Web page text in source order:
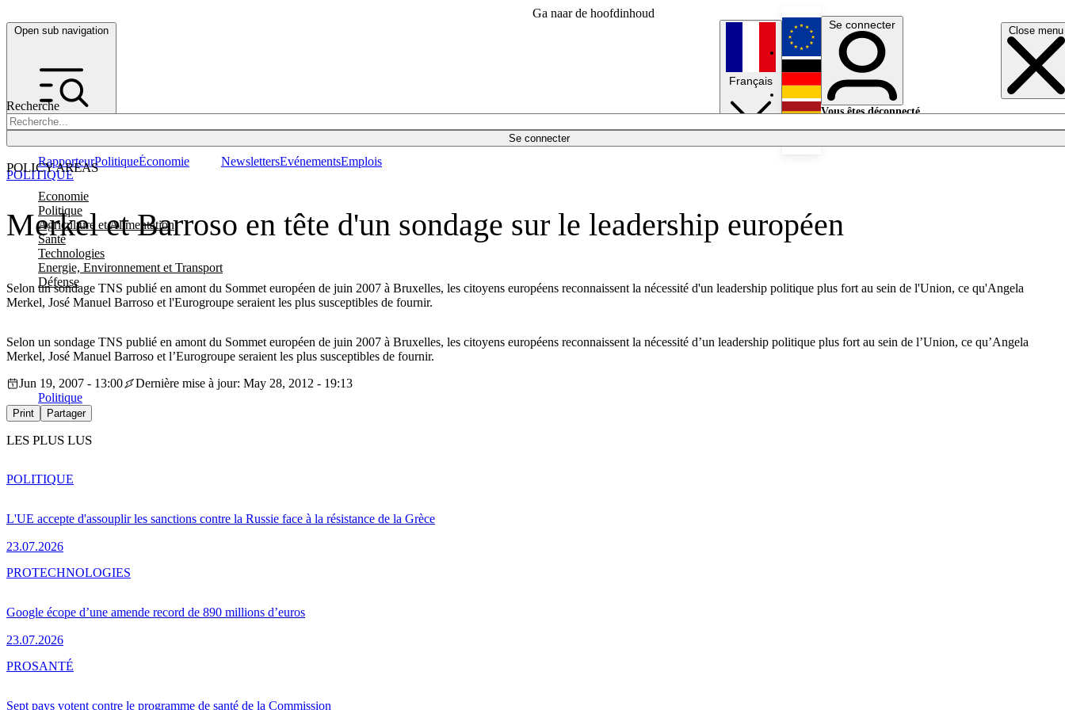
Ga naar de hoofdinhoud
Open sub navigation Close menu
Recherche
Se connecter
POLICY AREAS
Economie
Politique
Agriculture et Alimentation
Santé
Technologies
Energie, Environnement et Transport
Défense
RapporteurPolitiqueÉconomie NewslettersEvénementsEmplois
Français
English
Deutsch
Se connecter
Vous êtes déconnecté.
Merkel et Barroso en tête d'un sondage sur le leadership européen
Selon un sondage TNS publié en amont du Sommet européen de juin 2007 à Bruxelles, les citoyens européens reconnaissent la nécessité d'un leadership politique plus fort au sein de l'Union, ce qu'Angela
Merkel, José Manuel Barroso et l'Eurogroupe seraient les plus susceptibles de fournir.
POLITIQUE
Selon un sondage TNS publié en amont du Sommet européen de juin 2007 à Bruxelles, les citoyens européens reconnaissent la nécessité d’un leadership politique plus fort au sein de l’Union, ce qu’Angela
Merkel, José Manuel Barroso et l’Eurogroupe seraient les plus susceptibles de fournir.
Jun 19, 2007 - 13:00
Dernière mise à jour: May 28, 2012 - 19:13
Politique
Print Partager
LES PLUS LUS
L'UE accepte d'assouplir les sanctions contre la Russie face à la résistance de la Grèce
23.07.2026
POLITIQUE
Google écope d’une amende record de 890 millions d’euros
23.07.2026
PROTECHNOLOGIES
Sept pays votent contre le programme de santé de la Commission
PROSANTÉ